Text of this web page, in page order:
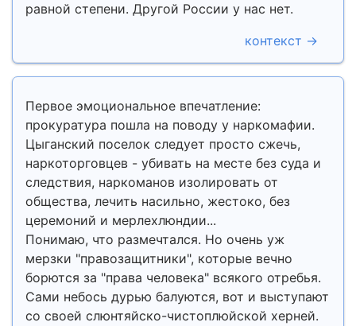
равной степени. Другой России у нас нет.
контекст →
Первое эмоциональное впечатление:
прокуратура пошла на поводу у наркомафии.
Цыганский поселок следует просто сжечь,
наркоторговцев - убивать на месте без суда и
следствия, наркоманов изолировать от
общества, лечить насильно, жестоко, без
церемоний и мерлехлюндии...
Понимаю, что размечтался. Но очень уж
мерзки "правозащитники", которые вечно
борются за "права человека" всякого отребья.
Сами небось дурью балуются, вот и выступают
со своей слюнтяйско-чистоплюйской херней.